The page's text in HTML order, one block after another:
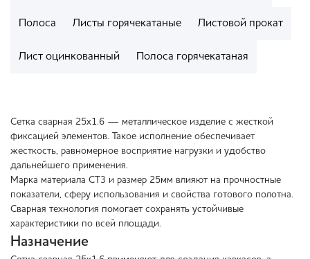
Полоса Листы горячекатаные Листовой прокат
Лист оцинкованный Полоса горячекатаная
Сетка сварная 25х1.6 — металлическое изделие с жесткой
фиксацией элементов. Такое исполнение обеспечивает
жесткость, равномерное восприятие нагрузки и удобство
дальнейшего применения.
Марка материала СТ3 и размер 25мм влияют на прочностные
показатели, сферу использования и свойства готового полотна.
Сварная технология помогает сохранять устойчивые
характеристики по всей площади.
Назначение